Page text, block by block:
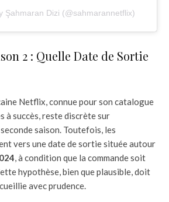
Şahmaran Dizi (@sahmarannetflix)
2 : Quelle Date de Sortie
Netflix, connue pour son catalogue
à succès, reste discrète sur
saison. Toutefois, les
vers une date de sortie située autour
, à condition que la commande soit
hypothèse, bien que plausible, doit
avec prudence.